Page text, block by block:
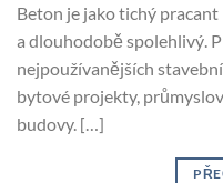
Beton je jako tichý
a dlouhodobě spolehlivý.
nejpoužívanějších
bytové projekty,
budovy. […]